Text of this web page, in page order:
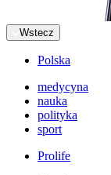
Wstecz
Polska
medycyna
nauka
polityka
sport
Prolife